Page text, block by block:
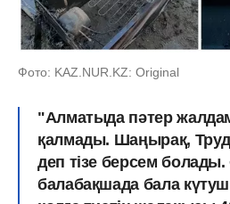
Фото: KAZ.NUR.KZ: Original
"Алматыда пәтер
қалмады. Шаңырақ,
деп тізе берсем болады.
балабақшада бала